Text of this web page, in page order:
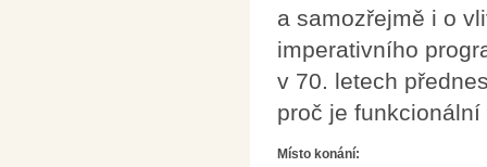
a samozřejmě i o
imperativního
v 70. letech
proč je
Místo konání: